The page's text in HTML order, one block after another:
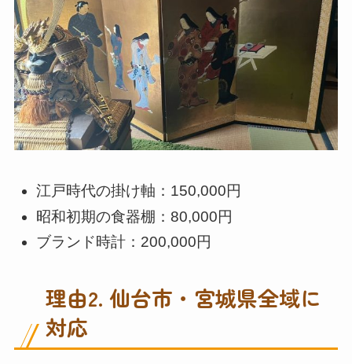
江戸時代の掛け軸：150,000円
昭和初期の食器棚：80,000円
ブランド時計：200,000円
理由2. 仙台市・宮城県全域に
対応